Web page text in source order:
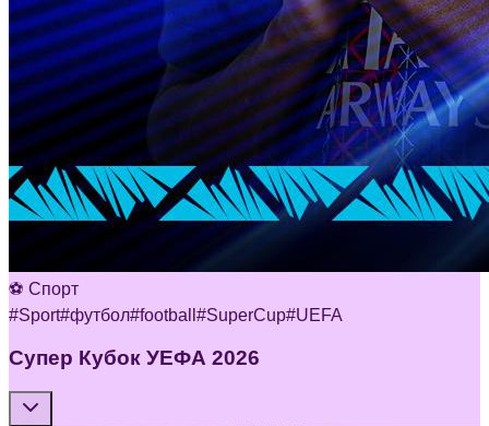
⚽ Спорт
#Sport#футбол#football #SuperCup#UEFA
Супер Кубок УЕФА 2026